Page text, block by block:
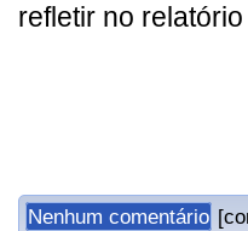
refletir no
Nenhum comentário